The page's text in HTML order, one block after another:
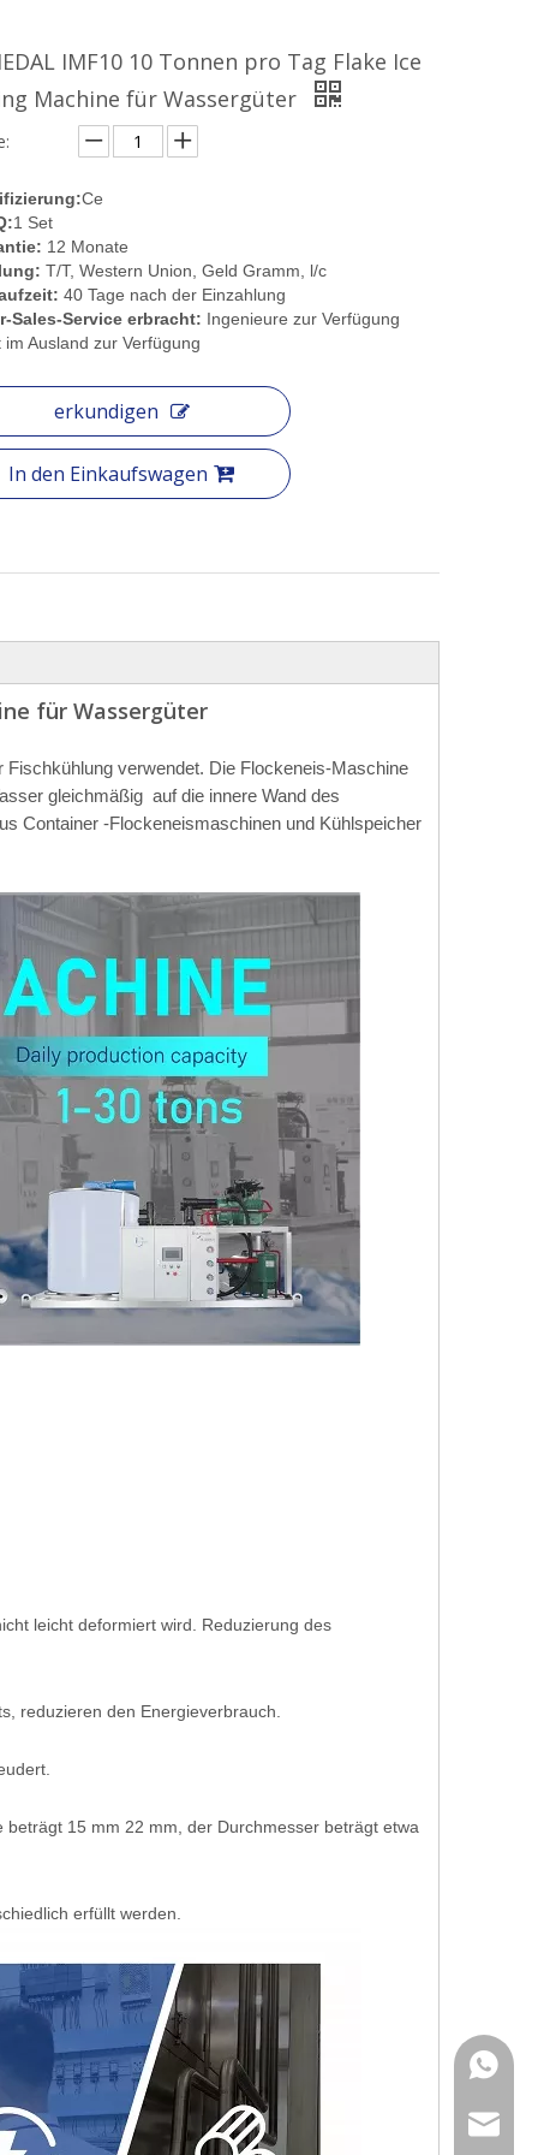
IMF10 10 Tonnen pro Tag Flake Ice
Machine für Wassergüter
Ce
1 Set
12 Monate
T/T, Western Union, Geld Gramm, l/c
40 Tage nach der Einzahlung
Sales-Service erbracht: Ingenieure zur Verfügung
im Ausland zur Verfügung
erkundigen
In den Einkaufswagen
für Wassergüter
verwendet. Die Flockeneis-Maschine
gleichmäßig auf die innere Wand des
Container -Flockeneismaschinen und Kühlspeicher
leicht deformiert wird. Reduzierung des
reduzieren den Energieverbrauch.
15 mm 22 mm, der Durchmesser beträgt etwa
erfüllt werden.
+86